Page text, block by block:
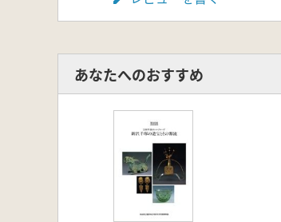
あなたへのおすすめ